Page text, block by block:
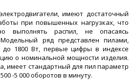
имеют достаточный
при повышенных нагрузках, что
выполнять распил, не опасаясь
ряд представлен пилами,
1800 Вт, первые цифры в индексе
о номинальной мощности изделия.
имеет стандартный для пил параметр
-5 000 оборотов в минуту.